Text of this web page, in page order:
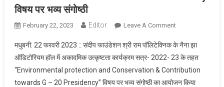
विषय पर भव्य संगोष्ठी
February 22, 2023 Editor Leave A CommentOn
Protection &
Conservation
& Contribution
Towards G –
मधुबनी: 22 फरवरी 2023 :: संदीप फाउंडेशन श्री राम पॉलिटेक्निक के नैना झा
ऑडिटोरियम हॉल में अकादमिक उत्कृष्टता कार्यक्रम सत्र- 2022- 23 के तहत
“Environmental protection and Conservation & Contribution
towards G – 20 Presidency” विषय पर भव्य संगोष्ठी का आयोजन किया